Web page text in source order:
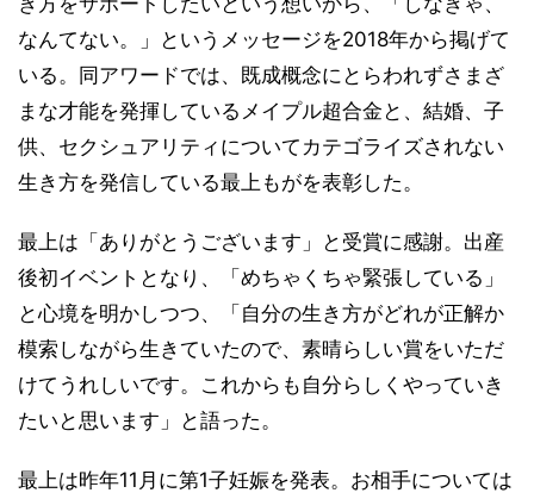
なんてない。」というメッセージを2018年から掲げて
いる。同アワードでは、既成概念にとらわれずさまざ
まな才能を発揮しているメイプル超合金と、結婚、子
供、セクシュアリティについてカテゴライズされない
生き方を発信している最上もがを表彰した。
最上は「ありがとうございます」と受賞に感謝。出産
後初イベントとなり、「めちゃくちゃ緊張している」
と心境を明かしつつ、「自分の生き方がどれが正解か
模索しながら生きていたので、素晴らしい賞をいただ
けてうれしいです。これからも自分らしくやっていき
たいと思います」と語った。
最上は昨年11月に第1子妊娠を発表。お相手については